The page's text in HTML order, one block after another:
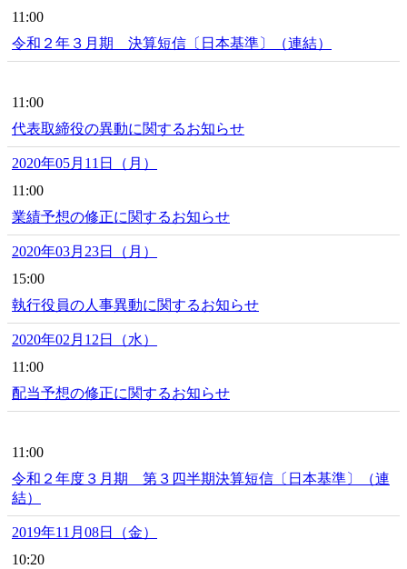
11:00
令和２年３月期 決算短信〔日本基準〕（連結）
11:00
代表取締役の異動に関するお知らせ
2020年05月11日（月）
11:00
業績予想の修正に関するお知らせ
2020年03月23日（月）
15:00
執行役員の人事異動に関するお知らせ
2020年02月12日（水）
11:00
配当予想の修正に関するお知らせ
11:00
令和２年度３月期 第３四半期決算短信〔日本基準〕（連
結）
2019年11月08日（金）
10:20